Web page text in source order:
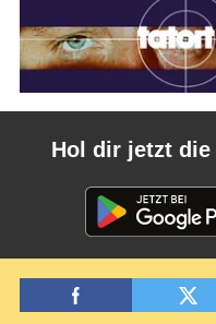
Hol dir jetzt die